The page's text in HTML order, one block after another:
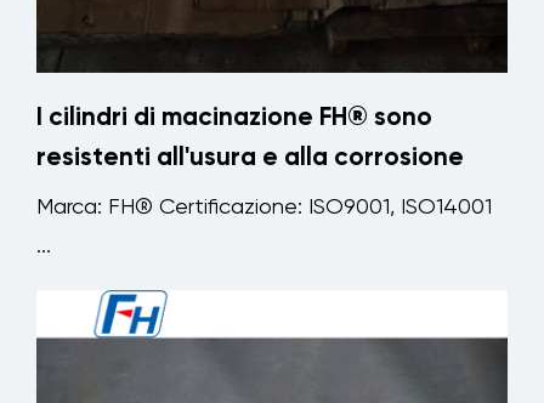
I cilindri di macinazione FH® sono
resistenti all'usura e alla corrosione
Marca: FH® Certificazione: ISO9001, ISO14001
...